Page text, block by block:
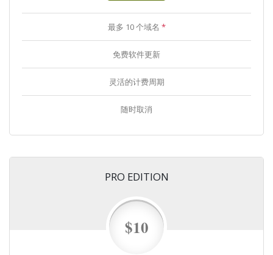
最多 10 个域名 *
免费软件更新
灵活的计费周期
随时取消
PRO EDITION
$10